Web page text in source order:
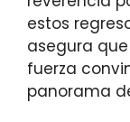
estos
asegura
fuerza
panorama